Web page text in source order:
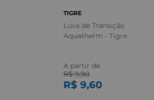
TIGRE
Luva de Transição
Aquatherm - Tigre
A partir de
R$ 9,90
R$ 9,60